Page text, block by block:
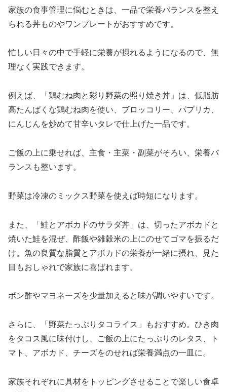
家族の食事管理に悩むときは、一品で栄養バランスを整え
られる丼ものやワンプレートがおすすめです。
忙しい日々の中で手軽に栄養が摂れるようになるので、無
理なく実践できます。
例えば、「鶏むね肉と彩り野菜の照り焼き丼」は、低脂肪
高たんぱくな鶏むね肉を使い、ブロッコリー、パプリカ、
にんじんを炒めて甘辛いタレで仕上げた一品です。
ご飯の上に乗せれば、主食・主菜・副菜がそろい、栄養バ
ランスも整います。
野菜は冷凍のミックス野菜を使えば時短になります。
また、「鮭とアボカドのサラダ丼」は、切ったアボカドと
焼いた鮭を混ぜ、酢飯や雑穀米の上にのせてゴマを振るだ
け。魚の良質な脂質とアボカドの栄養が一緒に摂れ、見た
目もおしゃれで家族に喜ばれます。
ポン酢やマヨネーズを少量加えると味が調いやすいです。
さらに、「野菜たっぷりタコライス」もおすすめ。ひき肉
をタコス風に味付けし、ご飯の上にたっぷりのレタス、ト
マト、アボカド、チーズをのせれば栄養満点の一皿に。
家族それぞれに具材をトッピングさせることで楽しい食卓